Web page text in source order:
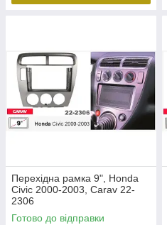
Перехідна рамка 9", Honda
Civic 2000-2003, Carav 22-
2306
Готово до відправки